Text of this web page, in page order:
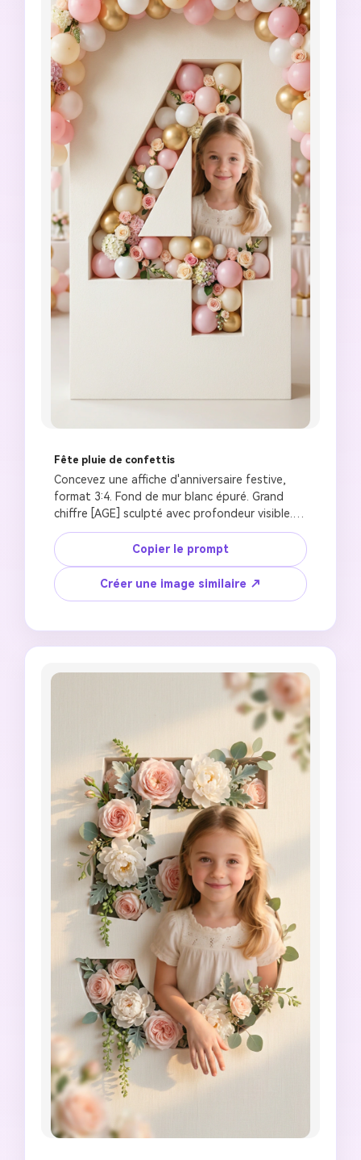
de luxe, qualité magazine, sans artefacts IA.
Fête pluie de confettis
Concevez une affiche d'anniversaire festive,
format 3:4. Fond de mur blanc épuré. Grand
chiffre [AGE] sculpté avec profondeur visible. À
l'intérieur : grappe de ballons colorés, pluie de
confettis métalliques tombant autour du
chiffre, serpentins de fête, petites boîtes
cadeaux. Un enfant heureux de [AGE] ans avec
traits du visage de référence préservés,
s'étend au-delà du chiffre pour relief 3D.
Éclairage de studio lumineux avec tons chauds,
mouvement, atmosphère de célébration,
esthétique magazine de fête de luxe, sans
Copier le prompt
Créer une image similaire ↗